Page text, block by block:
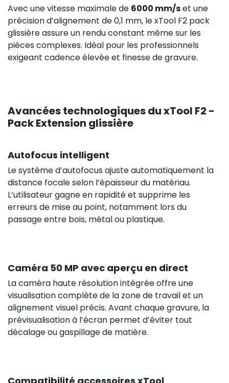
124,90 €
339,00 €
Avec une vitesse maximale de 6000 mm/set une
précision d’alignement de 0,1 mm, le xTool F2 pack
glissière assure un rendu constant même sur les
pièces complexes. Idéal pour les professionnels
exigeant cadence élevée et finesse de gravure.
Avancées technologiques du xTool F2 -
Pack Extension glissière
Autofocus intelligent
Le système d’autofocus ajuste automatiquement la
distance focale selon l’épaisseur du matériau.
L’utilisateur gagne en rapidité et supprime les
erreurs de mise au point, notamment lors du
passage entre bois, métal ou plastique.
Caméra 50 MP avec aperçu en direct
La caméra haute résolution intégrée offre une
visualisation complète de la zone de travail et un
alignement visuel précis. Avant chaque gravure, la
prévisualisation à l’écran permet d’éviter tout
décalage ou gaspillage de matière.